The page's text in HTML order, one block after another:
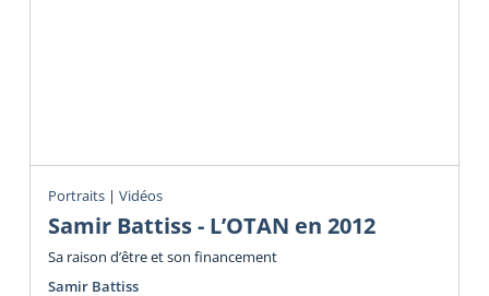
Portraits | Vidéos
Samir Battiss - L’OTAN en 2012
Sa raison d’être et son financement
Samir Battiss